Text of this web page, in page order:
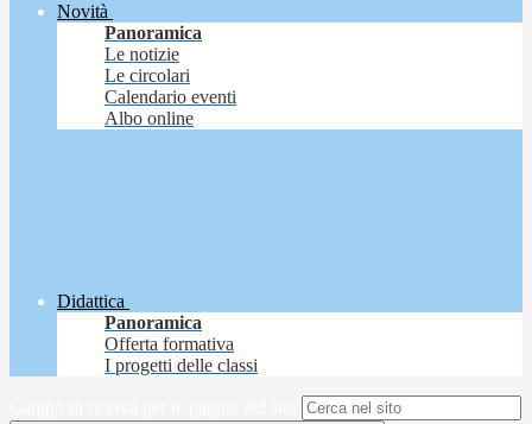
Novità
Panoramica
Le notizie
Le circolari
Calendario eventi
Albo online
Didattica
Panoramica
Offerta formativa
I progetti delle classi